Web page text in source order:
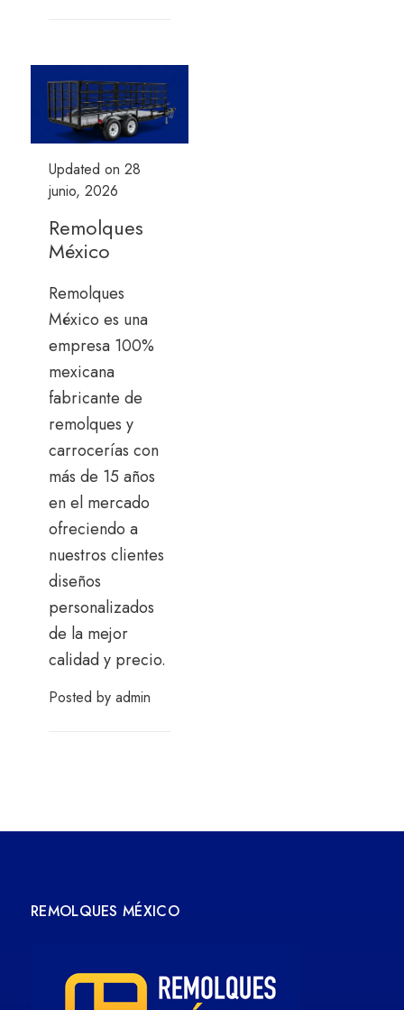
Updated on 28
junio, 2026
Remolques
México
Remolques
México es una
empresa 100%
mexicana
fabricante de
remolques y
carrocerías con
más de 15 años
en el mercado
ofreciendo a
nuestros clientes
diseños
personalizados
de la mejor
calidad y precio.
Posted by admin
REMOLQUES MÉXICO